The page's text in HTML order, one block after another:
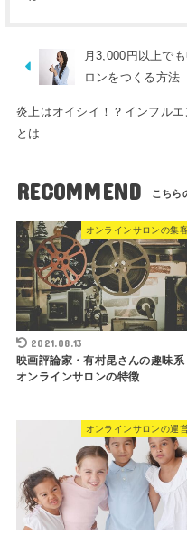
月3,000円以上で
ロンをつくる方法
炎上はオイシイ！？インフル
とは
RECOMMEND
オンラインサロンの集
2021.08.13
映画評論家・有村昆さんの趣味系
オンラインサロンの特徴
オンラインサロンの運